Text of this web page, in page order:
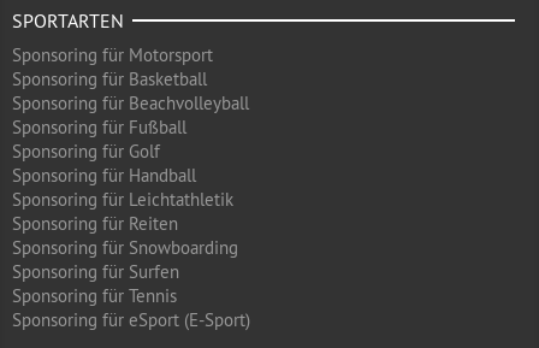
SPORTARTEN
Sponsoring für Motorsport
Sponsoring für Basketball
Sponsoring für Beachvolleyball
Sponsoring für Fußball
Sponsoring für Golf
Sponsoring für Handball
Sponsoring für Leichtathletik
Sponsoring für Reiten
Sponsoring für Snowboarding
Sponsoring für Surfen
Sponsoring für Tennis
Sponsoring für eSport (E-Sport)